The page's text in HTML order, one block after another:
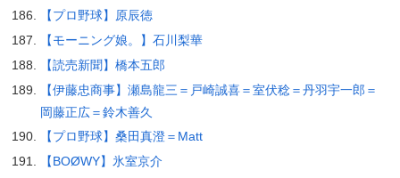
【プロ野球】原辰徳
【モーニング娘。】石川梨華
【読売新聞】橋本五郎
【伊藤忠商事】瀬島龍三＝戸崎誠喜＝室伏稔＝丹羽宇一郎＝
岡藤正広＝鈴木善久
【プロ野球】桑田真澄＝Matt
【BOØWY】氷室京介